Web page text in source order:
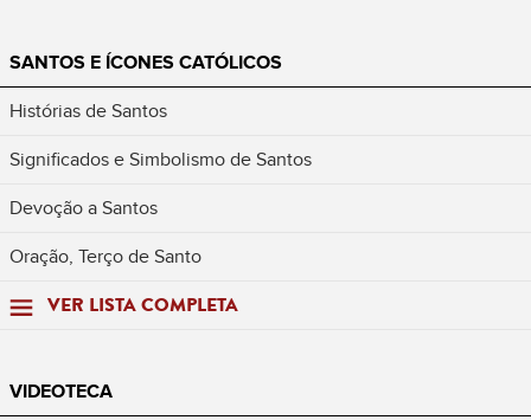
SANTOS E ÍCONES CATÓLICOS
Histórias de Santos
Significados e Simbolismo de Santos
Devoção a Santos
Oração, Terço de Santo
VER LISTA COMPLETA
VIDEOTECA